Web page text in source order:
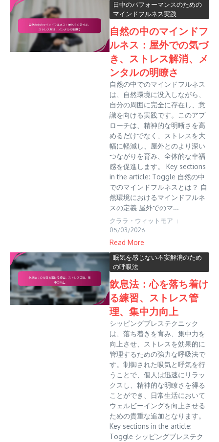
日中のパフォーマンスのための
マインドフルネス実践
自然の中のマインドフ
ルネス：屋外での気づ
き、ストレス解消、メ
ンタルの明瞭さ
自然の中でのマインドフルネス
は、自然環境に没入しながら、
自分の周囲に完全に存在し、意
識を向ける実践です。このアプ
ローチは、精神的な明晰さを高
めるだけでなく、ストレスを大
幅に軽減し、屋外とのより深い
つながりを育み、全体的な幸福
感を促進します。 Key sections
in the article: Toggle 自然の中
でのマインドフルネスとは？ 自
然環境におけるマインドフルネ
スの定義 屋外でのマ...
クララ・ウィットモア
05/03/2026
Read More
眠気を感じない不安解消のため
の呼吸法
飲息法：心を落ち着け
る練習、ストレス管
理、集中力向上
シッピングブレステクニック
は、落ち着きを育み、集中力を
向上させ、ストレスを効果的に
管理するための強力な呼吸法で
す。制御された吸気と呼気を行
うことで、個人は迅速にリラッ
クスし、精神的な明瞭さを得る
ことができ、日常生活において
ウェルビーイングを向上させる
ための貴重な追加となります。
Key sections in the article:
Toggle シッピングブレステク